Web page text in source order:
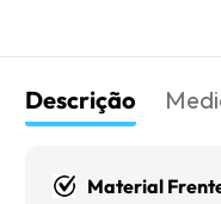
Descrição
Material